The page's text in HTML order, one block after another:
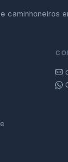
caminhoneiros